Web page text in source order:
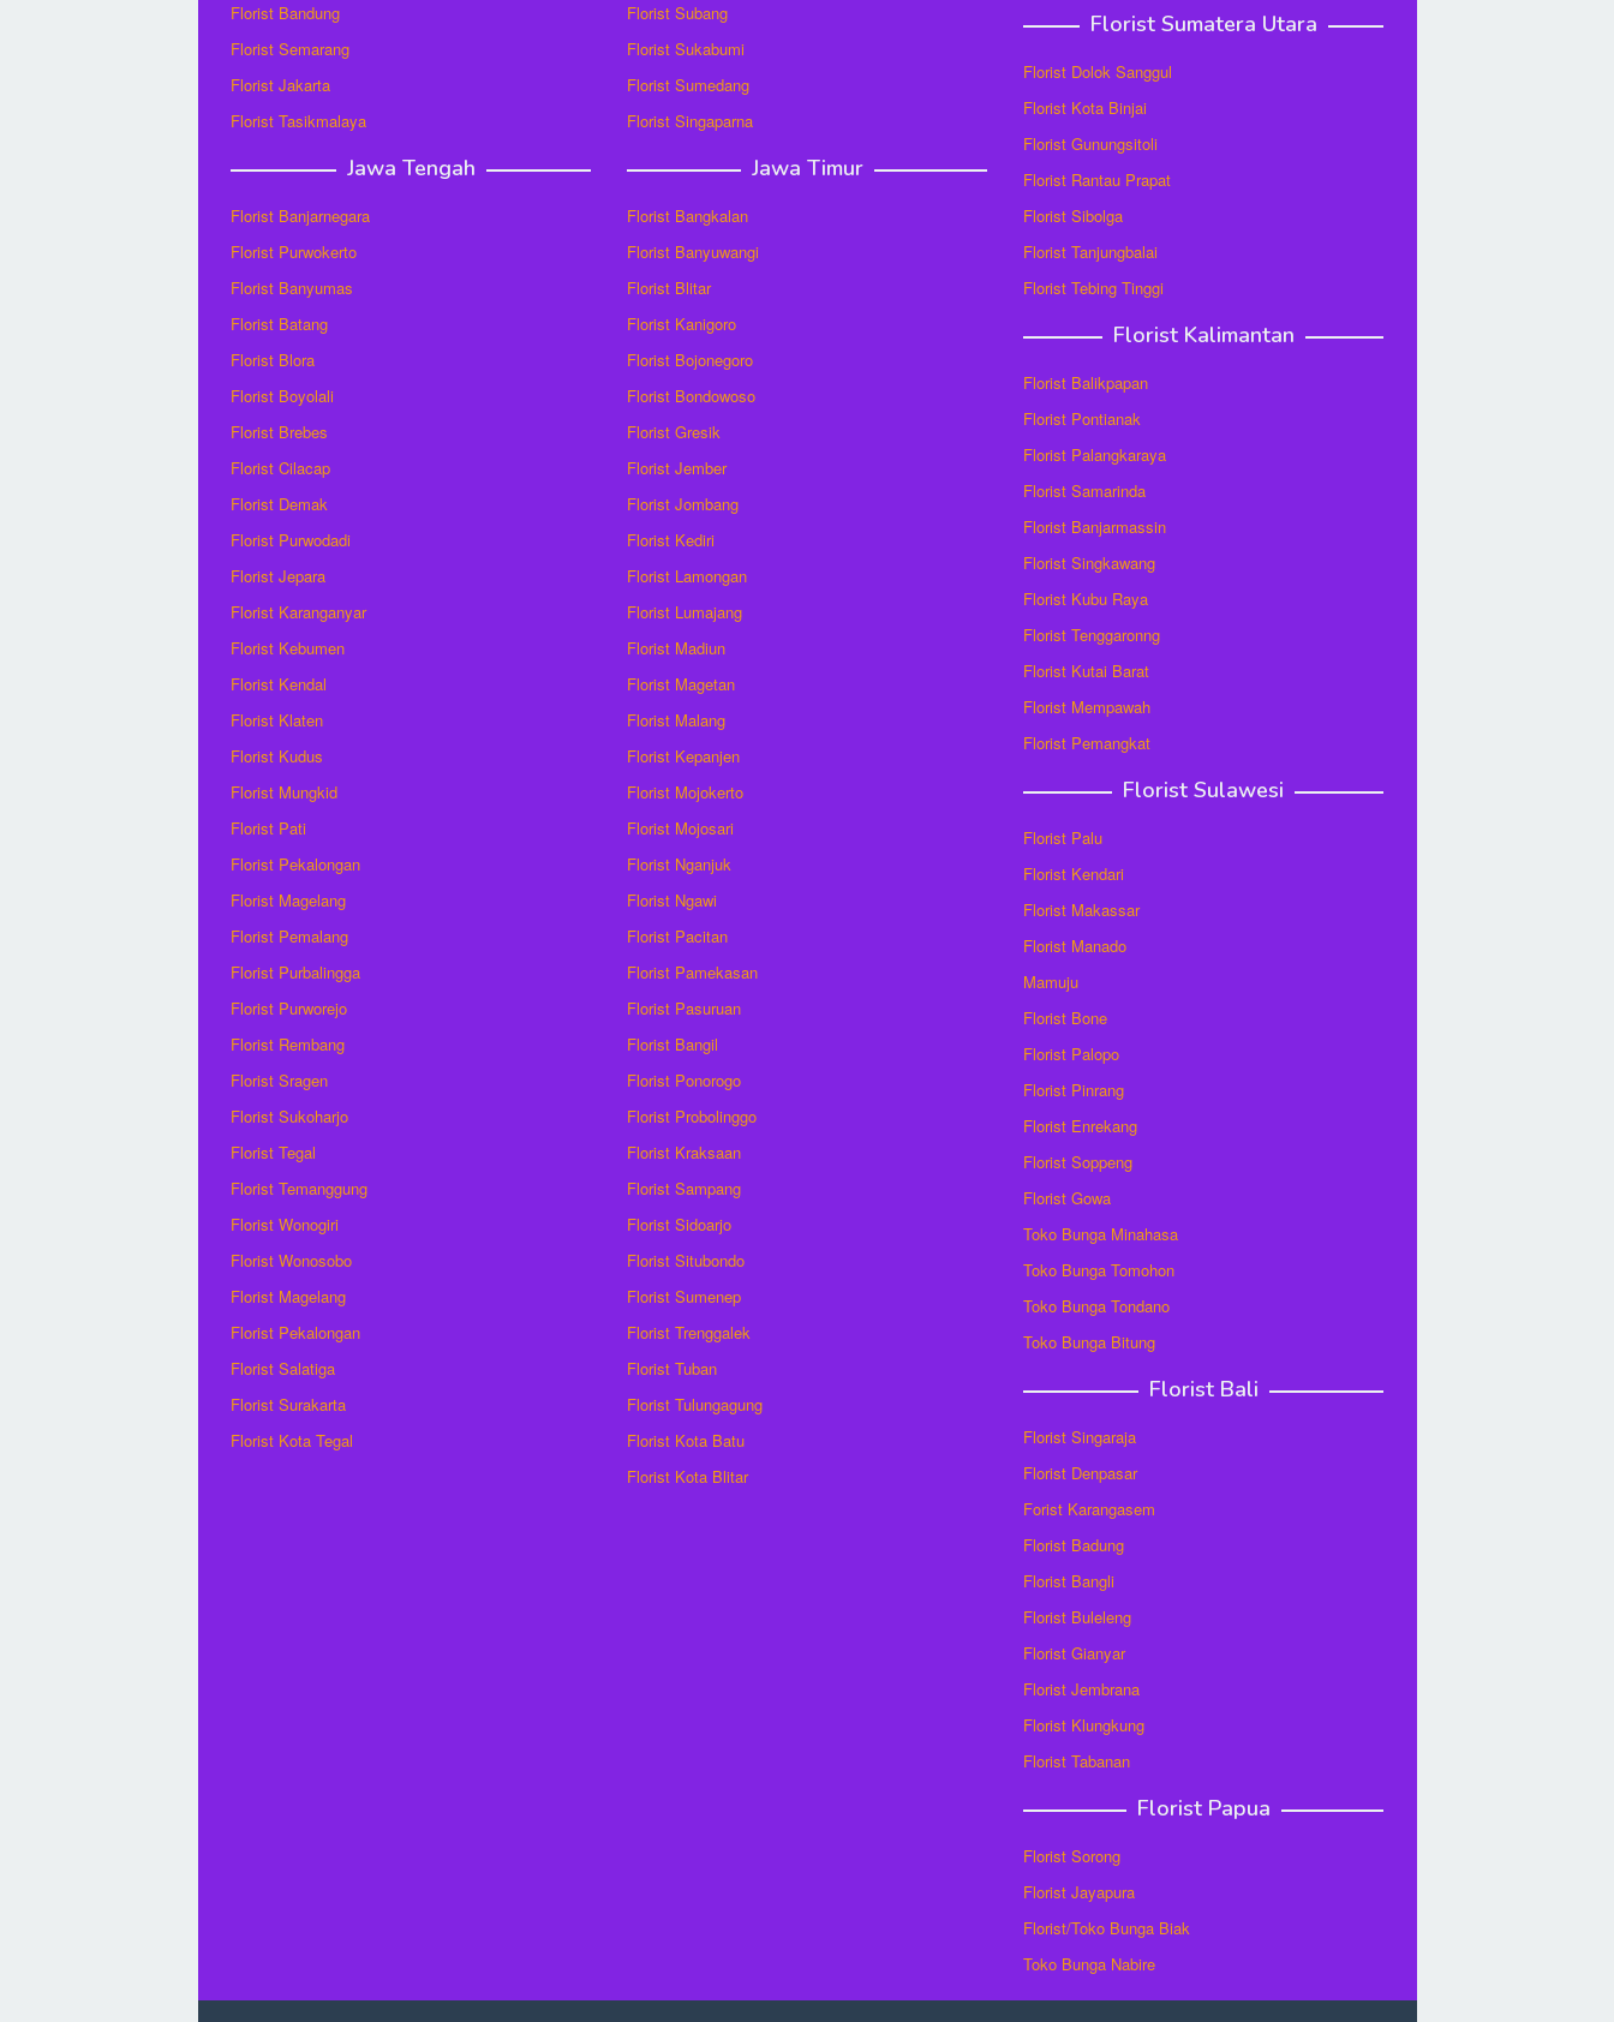
Florist Bandung
Florist Semarang
Florist Jakarta
Florist Tasikmalaya
Jawa Tengah
Florist Banjarnegara
Florist Purwokerto
Florist Banyumas
Florist Batang
Florist Blora
Florist Boyolali
Florist Brebes
Florist Cilacap
Florist Demak
Florist Purwodadi
Florist Jepara
Florist Karanganyar
Florist Kebumen
Florist Kendal
Florist Klaten
Florist Kudus
Florist Mungkid
Florist Pati
Florist Pekalongan
Florist Magelang
Florist Pemalang
Florist Purbalingga
Florist Purworejo
Florist Rembang
Florist Sragen
Florist Sukoharjo
Florist Tegal
Florist Temanggung
Florist Wonogiri
Florist Wonosobo
Florist Magelang
Florist Pekalongan
Florist Salatiga
Florist Surakarta
Florist Kota Tegal
Florist Subang
Florist Sukabumi
Florist Sumedang
Florist Singaparna
Jawa Timur
Florist Bangkalan
Florist Banyuwangi
Florist Blitar
Florist Kanigoro
Florist Bojonegoro
Florist Bondowoso
Florist Gresik
Florist Jember
Florist Jombang
Florist Kediri
Florist Lamongan
Florist Lumajang
Florist Madiun
Florist Magetan
Florist Malang
Florist Kepanjen
Florist Mojokerto
Florist Mojosari
Florist Nganjuk
Florist Ngawi
Florist Pacitan
Florist Pamekasan
Florist Pasuruan
Florist Bangil
Florist Ponorogo
Florist Probolinggo
Florist Kraksaan
Florist Sampang
Florist Sidoarjo
Florist Situbondo
Florist Sumenep
Florist Trenggalek
Florist Tuban
Florist Tulungagung
Florist Kota Batu
Florist Kota Blitar
Florist Sumatera Utara
Florist Dolok Sanggul
Florist Kota Binjai
Florist Gunungsitoli
Florist Rantau Prapat
Florist Sibolga
Florist Tanjungbalai
Florist Tebing Tinggi
Florist Kalimantan
Florist Balikpapan
Florist Pontianak
Florist Palangkaraya
Florist Samarinda
Florist Banjarmassin
Florist Singkawang
Florist Kubu Raya
Florist Tenggaronng
Florist Kutai Barat
Florist Mempawah
Florist Pemangkat
Florist Sulawesi
Florist Palu
Florist Kendari
Florist Makassar
Florist Manado
Mamuju
Florist Bone
Florist Palopo
Florist Pinrang
Florist Enrekang
Florist Soppeng
Florist Gowa
Toko Bunga Minahasa
Toko Bunga Tomohon
Toko Bunga Tondano
Toko Bunga Bitung
Florist Bali
Florist Singaraja
Florist Denpasar
Forist Karangasem
Florist Badung
Florist Bangli
Florist Buleleng
Florist Gianyar
Florist Jembrana
Florist Klungkung
Florist Tabanan
Florist Papua
Florist Sorong
Florist Jayapura
Florist/Toko Bunga Biak
Toko Bunga Nabire